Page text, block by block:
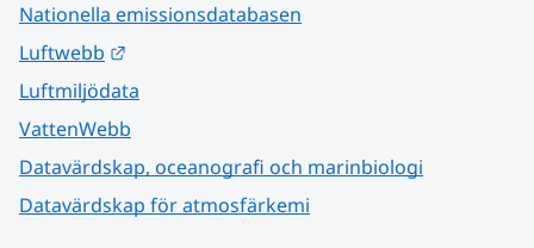
Nationella emissionsdatabasen
Luftwebb
Luftmiljödata
VattenWebb
Datavärdskap, oceanografi och marinbiologi
Datavärdskap för atmosfärkemi